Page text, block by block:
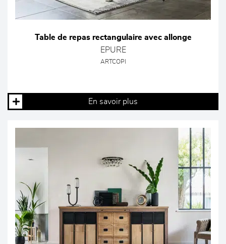
Table de repas rectangulaire avec allonge
EPURE
ARTCOPI
En savoir plus